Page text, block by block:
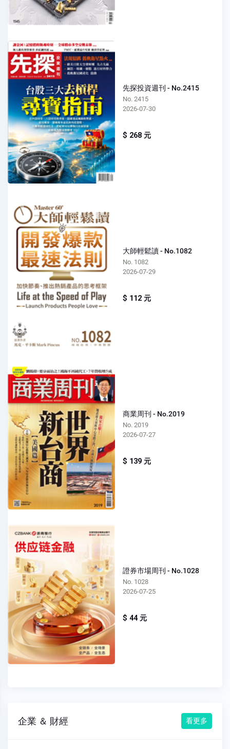
先探投資週刊 - No.2415
No. 2415
2026-07-30
$ 268 元
大師輕鬆讀 - No.1082
No. 1082
2026-07-29
$ 112 元
商業周刊 - No.2019
No. 2019
2026-07-27
$ 139 元
證券市場周刊 - No.1028
No. 1028
2026-07-25
$ 44 元
企業 ＆ 財經 看更多